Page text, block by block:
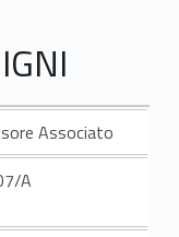
Associato
A